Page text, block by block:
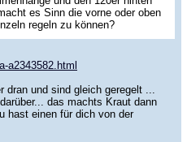
es Sinn die vorne oder oben
regeln zu können?
a2343582.html
dran und sind gleich geregelt ...
das machts Kraut dann
hast einen für dich von der